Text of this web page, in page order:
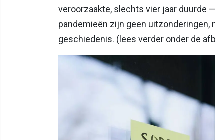
veroorzaakte, slechts vier jaar duurde
pandemieën zijn geen uitzonderingen,
geschiedenis. (lees verder onder de